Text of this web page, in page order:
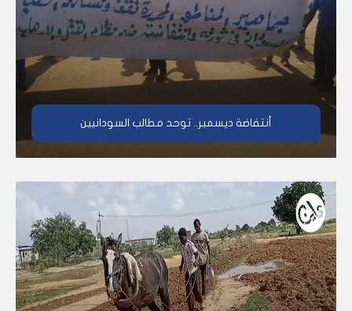
أنتفاضة ديسمبر.. توحد مطالب السودانيين